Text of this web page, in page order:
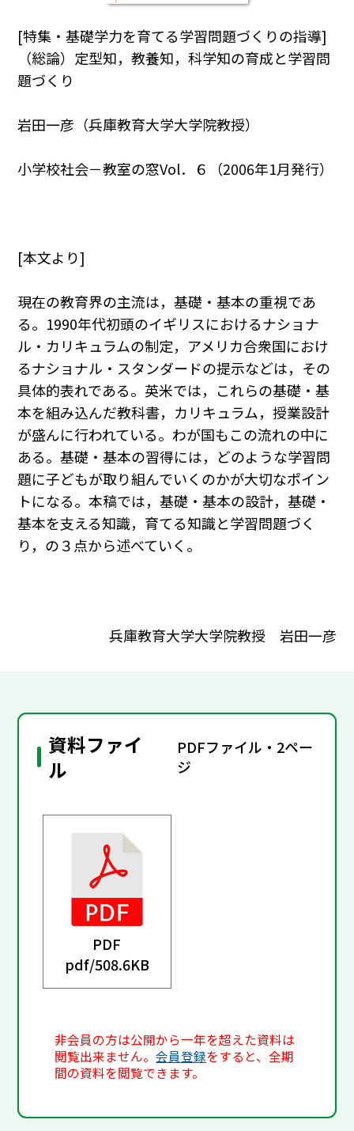
[特集・基礎学力を育てる学習問題づくりの指導]
（総論）定型知，教養知，科学知の育成と学習問
題づくり
岩田一彦（兵庫教育大学大学院教授）
小学校社会－教室の窓Vol．６（2006年1月発行）
[本文より]
現在の教育界の主流は，基礎・基本の重視であ
る。1990年代初頭のイギリスにおけるナショナ
ル・カリキュラムの制定，アメリカ合衆国におけ
るナショナル・スタンダードの提示などは，その
具体的表れである。英米では，これらの基礎・基
本を組み込んだ教科書，カリキュラム，授業設計
が盛んに行われている。わが国もこの流れの中に
ある。基礎・基本の習得には，どのような学習問
題に子どもが取り組んでいくのかが大切なポイン
トになる。本稿では，基礎・基本の設計，基礎・
基本を支える知識，育てる知識と学習問題づく
り，の３点から述べていく。
兵庫教育大学大学院教授 岩田一彦
資料ファイ
ル
PDFファイル・2ペー
ジ
PDF
pdf/508.6KB
非会員の方は公開から一年を超えた資料は
閲覧出来ません。会員登録をすると、全期
間の資料を閲覧できます。